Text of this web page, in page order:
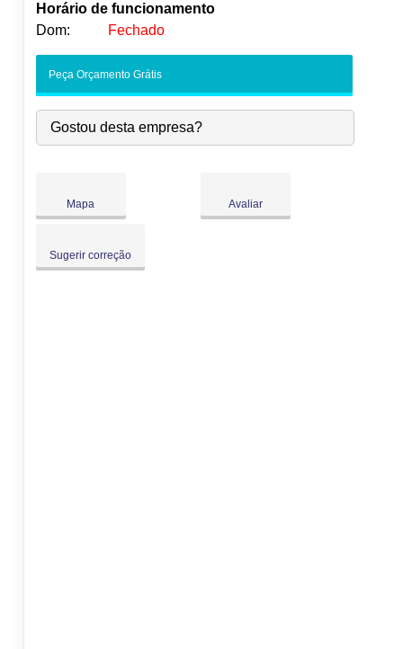
Horário de funcionamento
Dom:
Fechado
-
Qua:
09:00-18:00
Qui:
09:00-18:00
Peça Orçamento Grátis
Gostou desta empresa?
Mapa Avaliar
Sugerir correção